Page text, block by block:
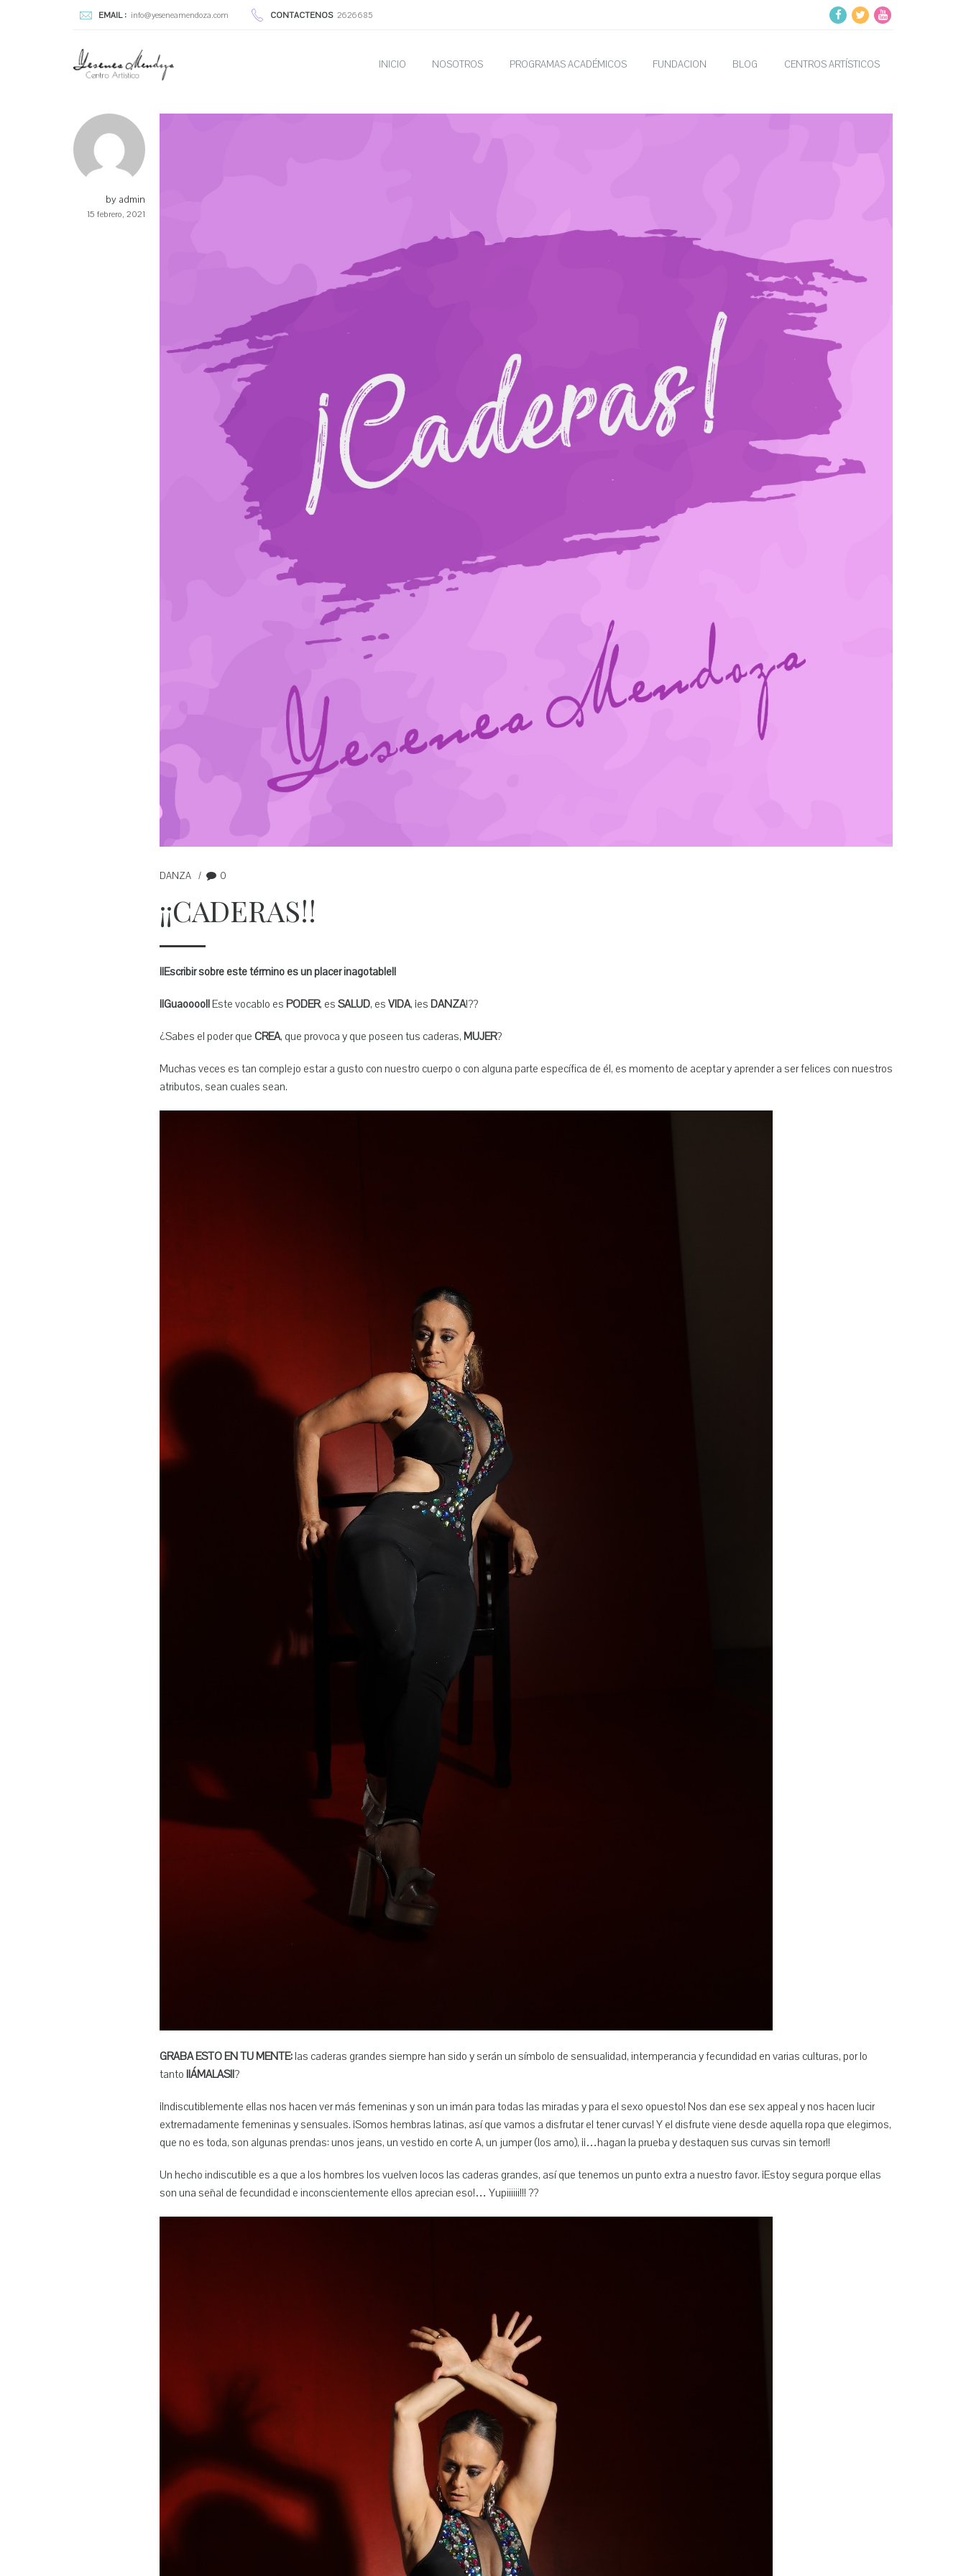
EMAIL : info@yeseneamendoza.com CONTACTENOS 2626685
INICIO NOSOTROS PROGRAMAS ACADÉMICOS FUNDACION BLOG CENTROS ARTÍSTICOS
by admin
15 febrero, 2021
DANZA 0
¡¡CADERAS!!
¡¡Escribir sobre este término es un placer inagotable!!
¡¡Guaoooo!!Este vocablo es PODER, es SALUD, es VIDA, ¡es DANZA!??
¿Sabes el poder que CREA, que provoca y que poseen tus caderas, MUJER?
Muchas veces es tan complejo estar a gusto con nuestro cuerpo o con alguna parte específica de él, es momento de aceptar y aprender a ser felices con nuestros
atributos, sean cuales sean.
GRABA ESTO EN TU MENTE:las caderas grandes siempre han sido y serán un símbolo de sensualidad, intemperancia y fecundidad en varias culturas, por lo
tanto ¡¡ÁMALAS!!?
¡Indiscutiblemente ellas nos hacen ver más femeninas y son un imán para todas las miradas y para el sexo opuesto! Nos dan ese sex appeal y nos hacen lucir
extremadamente femeninas y sensuales. ¡Somos hembras latinas, así que vamos a disfrutar el tener curvas! Y el disfrute viene desde aquella ropa que elegimos,
que no es toda, son algunas prendas: unos jeans, un vestido en corte A, un jumper (los amo), ¡¡…hagan la prueba y destaquen sus curvas sin temor!!
Un hecho indiscutible es a que a los hombres los vuelven locos las caderas grandes, así que tenemos un punto extra a nuestro favor. ¡Estoy segura porque ellas
son una señal de fecundidad e inconscientemente ellos aprecian eso!… Yupiiiiii!!! ??